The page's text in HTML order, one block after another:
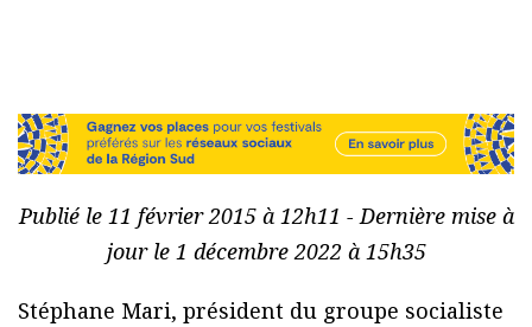
Publié le 11 février 2015 à 12h11 - Dernière mise à
jour le 1 décembre 2022 à 15h35
Stéphane Mari, président du groupe socialiste